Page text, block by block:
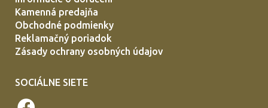
Kamenná predajňa
Obchodné podmienky
Reklamačný poriadok
Zásady ochrany osobných údajov
SOCIÁLNE SIETE